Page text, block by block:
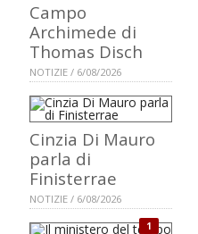
Campo
Archimede di
Thomas Disch
NOTIZIE / 6/08/2026
Cinzia Di Mauro
parla di
Finisterrae
NOTIZIE / 6/08/2026
1